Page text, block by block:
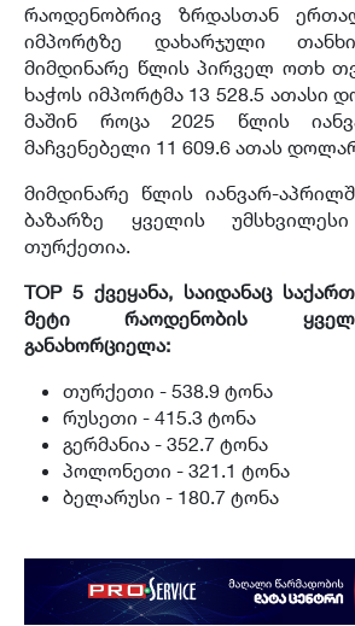
რაოდენობრივ ზრდასთან
იმპორტზე დახარჯული
მიმდინარე წლის პირველ ოთხ
ხაჭოს იმპორტმა 13 528.5 ათასი
მაშინ როცა 2025 წლის
მაჩვენებელი 11 609.6 ათას
მიმდინარე წლის იანვარ-
ბაზარზე ყველის
თურქეთია.
TOP 5 ქვეყანა, საიდანაც
მეტირაოდენობის
განახორციელა:
თურქეთი - 538.9 ტონა
რუსეთი - 415.3 ტონა
გერმანია - 352.7 ტონა
პოლონეთი - 321.1 ტონა
ბელარუსი - 180.7 ტონა